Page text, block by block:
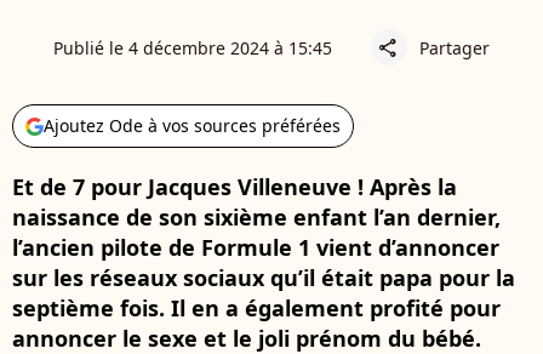
Publié le 4 décembre 2024 à 15:45 share Partager
Ajoutez Ode à vos sources préférées
Et de 7 pour Jacques Villeneuve ! Après la
naissance de son sixième enfant l’an dernier,
l’ancien pilote de Formule 1 vient d’annoncer
sur les réseaux sociaux qu’il était papa pour la
septième fois. Il en a également profité pour
annoncer le sexe et le joli prénom du bébé.